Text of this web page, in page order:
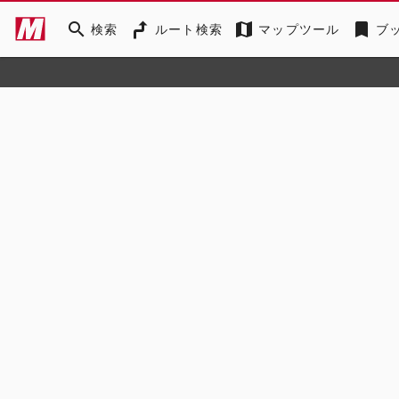
search 検索 ルート検索 map マップツール bookmark ブ